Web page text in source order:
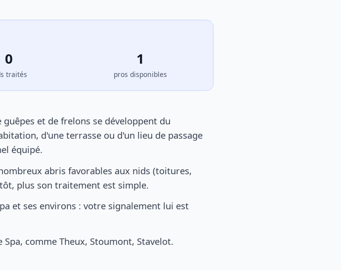
0
traités
1
pros disponibles
et de frelons se développent du
d'une terrasse ou d'un lieu de passage
équipé.
abris favorables aux nids (toitures,
plus son traitement est simple.
et ses environs : votre signalement lui est
Spa, comme Theux, Stoumont, Stavelot.